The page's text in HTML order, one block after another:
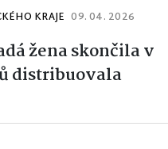
KRAJE 09. 04. 2026
žena skončila v
distribuovala